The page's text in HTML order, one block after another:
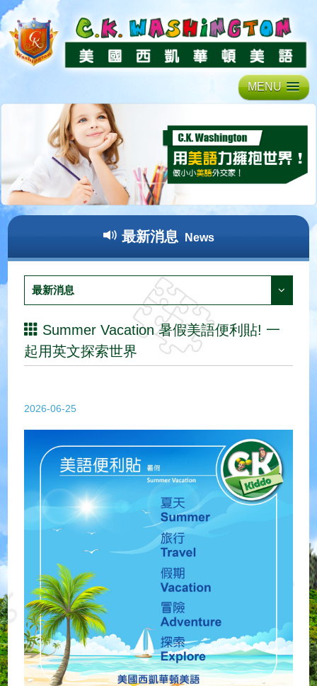
MENU
最新消息 News
最新消息
Summer Vacation 暑假美語便利貼! 一
起用英文探索世界
2026-06-25